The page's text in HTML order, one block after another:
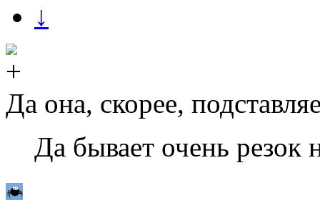
↓
Да она, скорее,
Да бывает очень резок